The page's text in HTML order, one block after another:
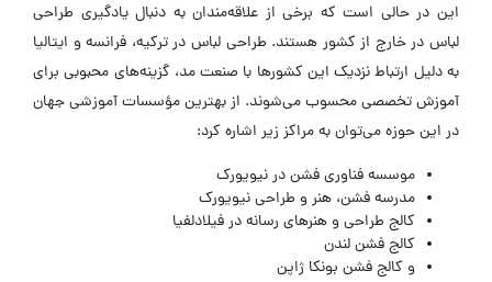
این در حالی است که برخی از علاقه‌مندان به دنبال یادگیری طراحی
لباس در خارج از کشور هستند. طراحی لباس در ترکیه، فرانسه و ایتالیا
به دلیل ارتباط نزدیک این کشورها با صنعت مد، گزینه‌های محبوبی برای
آموزش تخصصی محسوب می‌شوند. از بهترین مؤسسات آموزشی جهان
در این حوزه می‌توان به مراکز زیر اشاره کرد:
موسسه فناوری فشن در نیویورک
مدرسه فشن، هنر و طراحی نیویورک
کالج طراحی و هنرهای رسانه در فیلادلفیا
کالج فشن لندن
و کالج فشن بونکا ژاپن